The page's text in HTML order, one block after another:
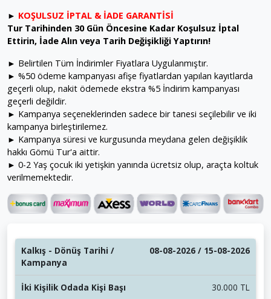
► KOŞULSUZ İPTAL & İADE GARANTİSİ
Tur Tarihinden 30 Gün Öncesine Kadar Koşulsuz İptal
Ettirin, İade Alın veya Tarih Değişikliği Yaptırın!
► Belirtilen Tüm İndirimler Fiyatlara Uygulanmıştır.
► %50 ödeme kampanyası afişe fiyatlardan yapılan kayıtlarda
geçerli olup, nakit ödemede ekstra %5 İndirim kampanyası
geçerli değildir.
► Kampanya seçeneklerinden sadece bir tanesi seçilebilir ve iki
kampanya birleştirilemez.
► Kampanya süresi ve kurgusunda meydana gelen değişiklik
hakkı Gömü Tur'a aittir.
► 0-2 Yaş çocuk iki yetişkin yanında ücretsiz olup, araçta koltuk
verilmemektedir.
08-08-2026 / 15-08-2026
30.000 TL